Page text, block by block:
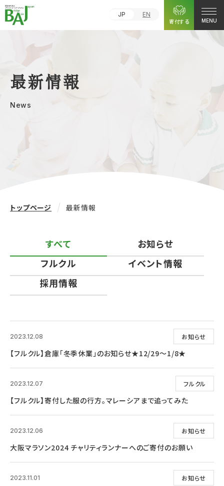
JP
EN
寄付する
MENU
最新情報
News
トップページ 最新情報
すべて
お知らせ
フルクル
イベント情報
採用情報
お知らせ
2023.12.08
【フルクル】倉庫「冬季休業」のお知らせ★12/29～1/8★
フルクル
2023.12.07
【フルクル】寄付した服の行方。マレーシアまで追ってみた
お知らせ
2023.12.06
大阪マラソン2024 チャリティランナーへのご寄付のお願い
お知らせ
2023.11.01